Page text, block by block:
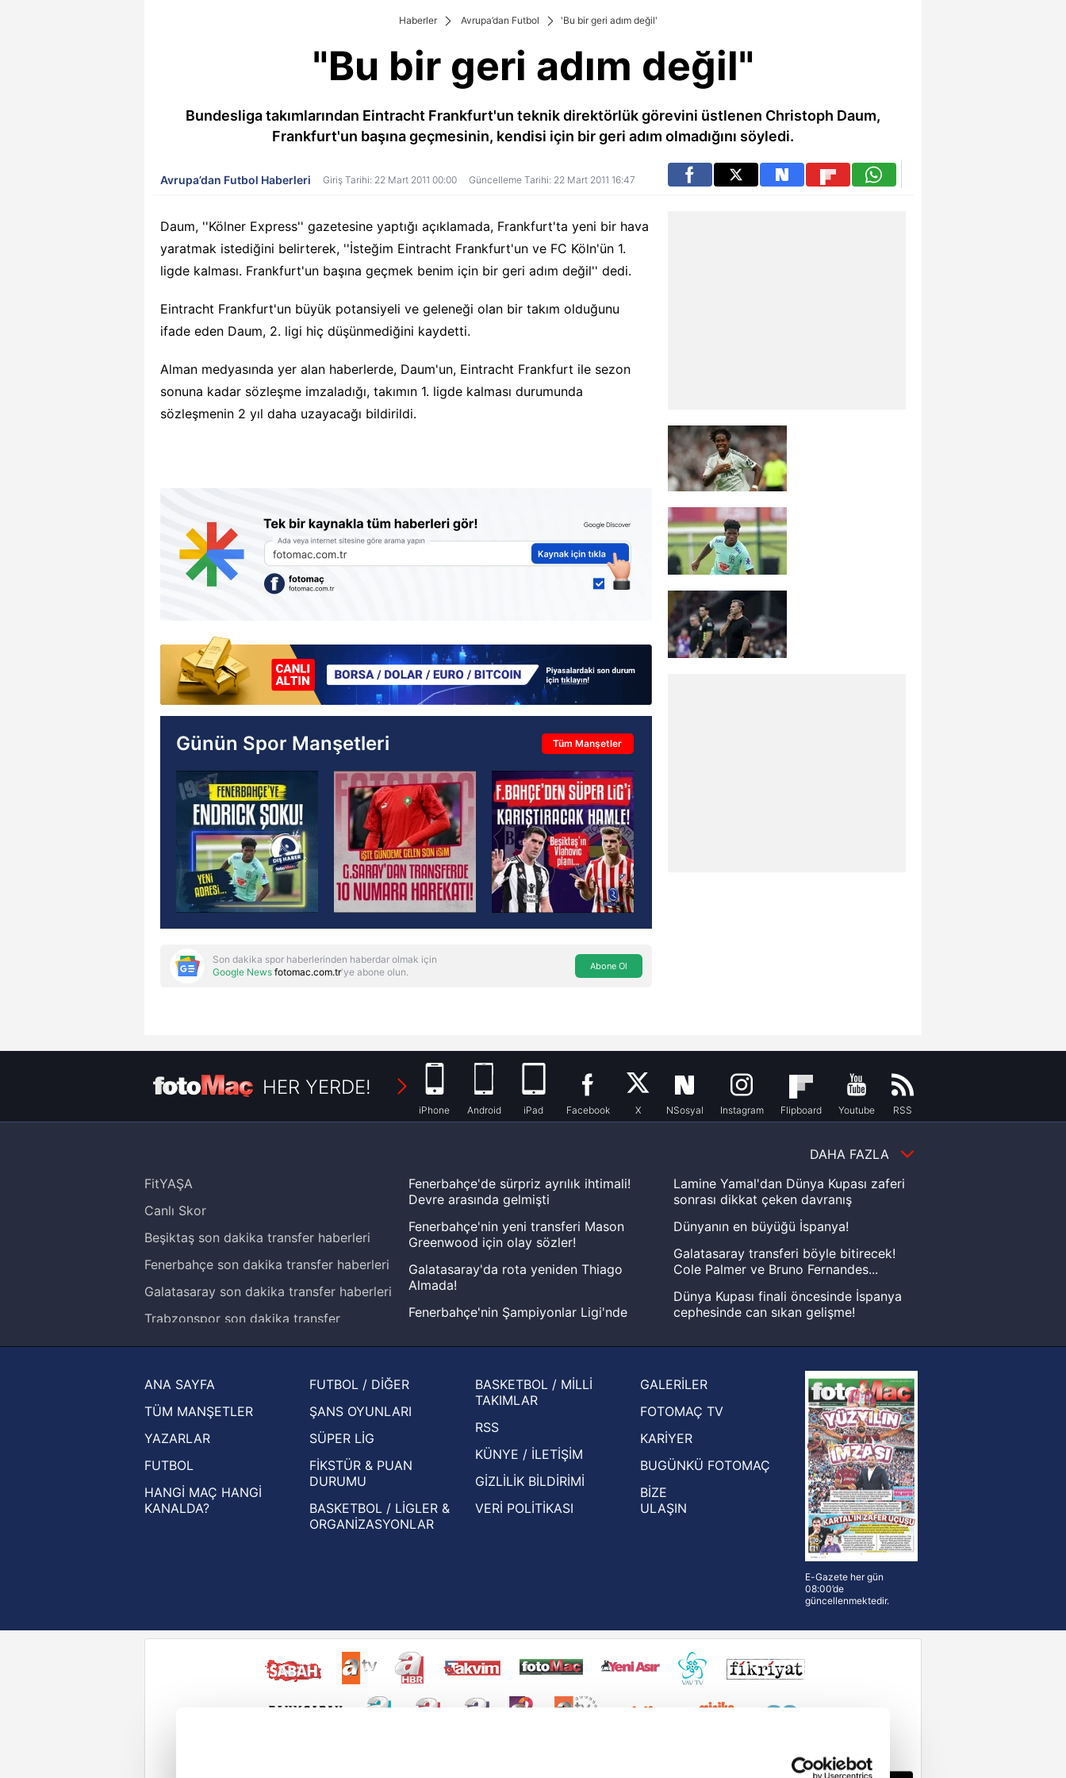
Reddet
Haberler Avrupa’dan Futbol 'Bu bir geri adım değil'
"Bu bir geri adım değil"
Bundesliga takımlarından Eintracht Frankfurt'un teknik direktörlük görevini üstlenen Christoph Daum,
Frankfurt'un başına geçmesinin, kendisi için bir geri adım olmadığını söyledi.
Avrupa’dan Futbol Haberleri Giriş Tarihi: 22 Mart 2011 00:00 Güncelleme Tarihi: 22 Mart 2011 16:47
Daum, ''Kölner Express'' gazetesine yaptığı açıklamada, Frankfurt'ta yeni bir hava
yaratmak istediğini belirterek, ''İsteğim Eintracht Frankfurt'un ve FC Köln'ün 1.
ligde kalması. Frankfurt'un başına geçmek benim için bir geri adım değil'' dedi.
Eintracht Frankfurt'un büyük potansiyeli ve geleneği olan bir takım olduğunu
ifade eden Daum, 2. ligi hiç düşünmediğini kaydetti.
Alman medyasında yer alan haberlerde, Daum'un, Eintracht Frankfurt ile sezon
sonuna kadar sözleşme imzaladığı, takımın 1. ligde kalması durumunda
sözleşmenin 2 yıl daha uzayacağı bildirildi.
Günün Spor Manşetleri Tüm Manşetler
Son dakika spor haberlerinden haberdar olmak için
Google News fotomac.com.tr'ye abone olun. Abone Ol
HER YERDE!
iPhone Android iPad Facebook X NSosyal Instagram Flipboard Youtube RSS
DAHA FAZLA
FitYAŞA
Canlı Skor
Beşiktaş son dakika transfer haberleri
Fenerbahçe son dakika transfer haberleri
Galatasaray son dakika transfer haberleri
Trabzonspor son dakika transfer
Ziraat Türkiye Kupası haberleri
UEFA Şampiyonlar Ligi haberleri
UEFA Avrupa Ligi haberleri
UEFA Konferans Ligi haberleri
Fenerbahçe'de sürpriz ayrılık ihtimali!
Devre arasında gelmişti
Fenerbahçe'nin yeni transferi Mason
Greenwood için olay sözler!
Galatasaray'da rota yeniden Thiago
Almada!
Fenerbahçe'nin Şampiyonlar Ligi'nde
Zabrze'yi elerlerse...
basından gündem olan manşetler!
Beşiktaş'ın UEFA Avrupa Ligi'nde 3. Ön
Eleme Turu muhtemel rakipleri belli oldu!
Lamine Yamal'dan Dünya Kupası zaferi
sonrası dikkat çeken davranış
Dünyanın en büyüğü İspanya!
Galatasaray transferi böyle bitirecek!
Cole Palmer ve Bruno Fernandes...
Dünya Kupası finali öncesinde İspanya
cephesinde can sıkan gelişme!
Hernan Crespo, Meksika Ligi
ekiplerinden Atlas'ın yeni teknik direktörü
oldu
ANA SAYFA
TÜM MANŞETLER
YAZARLAR
FUTBOL
HANGİ MAÇ HANGİ
KANALDA?
FUTBOL / DİĞER
ŞANS OYUNLARI
SÜPER LİG
FİKSTÜR & PUAN
DURUMU
BASKETBOL / LİGLER &
ORGANİZASYONLAR
BASKETBOL / MİLLİ
TAKIMLAR
RSS
KÜNYE / İLETİŞİM
GİZLİLİK BİLDİRİMİ
VERİ POLİTİKASI
GALERİLER
FOTOMAÇ TV
KARİYER
BUGÜNKÜ FOTOMAÇ
BİZE
ULAŞIN
E-Gazete her gün
08:00’de
güncellenmektedir.